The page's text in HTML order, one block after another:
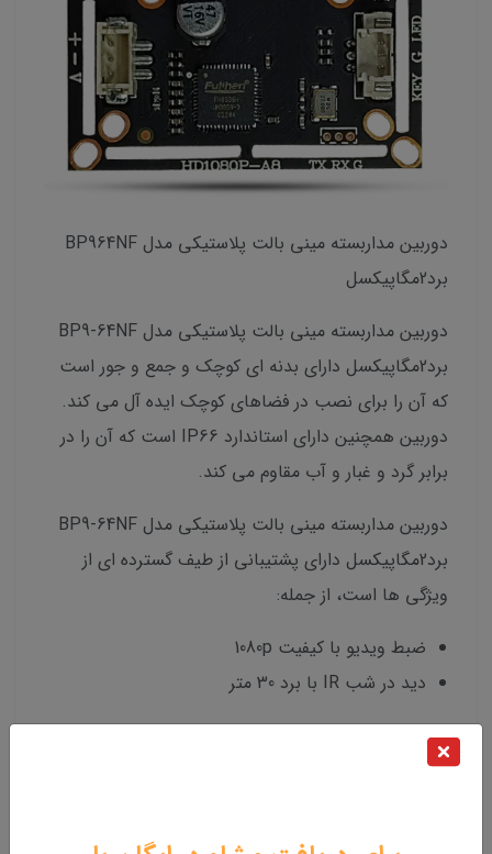
دوربین مداربسته مینی بالت پلاستیکی مدل BP964NF
برد2مگاپیکسل
دوربین مداربسته مینی بالت پلاستیکی مدل BP9-64NF
برد2مگاپیکسل دارای بدنه ای کوچک و جمع و جور است
که آن را برای نصب در فضاهای کوچک ایده آل می کند.
دوربین همچنین دارای استاندارد IP66 است که آن را در
برابر گرد و غبار و آب مقاوم می کند.
دوربین مداربسته مینی بالت پلاستیکی مدل BP9-64NF
برد2مگاپیکسل دارای پشتیبانی از طیف گسترده ای از
ویژگی ها است، از جمله:
ضبط ویدیو با کیفیت 1080p
دید در شب IR با برد 30 متر
هستند. دوربین دارای ویژگی های زیادی است که آن را